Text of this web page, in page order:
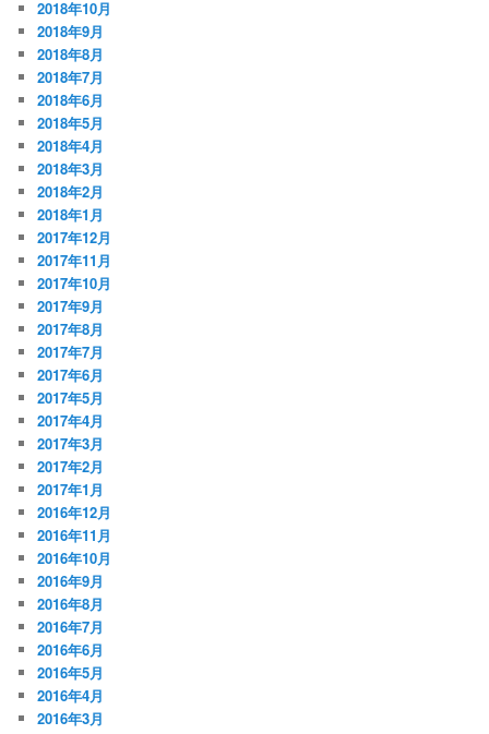
2018年10月
2018年9月
2018年8月
2018年7月
2018年6月
2018年5月
2018年4月
2018年3月
2018年2月
2018年1月
2017年12月
2017年11月
2017年10月
2017年9月
2017年8月
2017年7月
2017年6月
2017年5月
2017年4月
2017年3月
2017年2月
2017年1月
2016年12月
2016年11月
2016年10月
2016年9月
2016年8月
2016年7月
2016年6月
2016年5月
2016年4月
2016年3月